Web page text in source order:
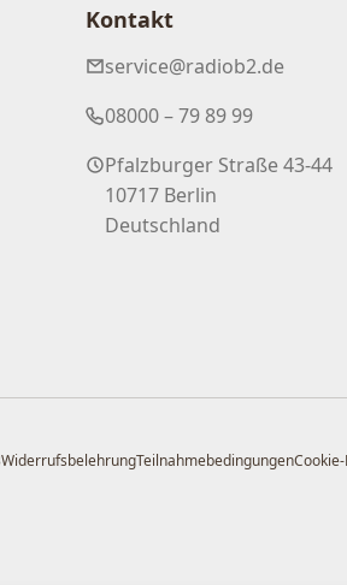
Kontakt
service@radiob2.de
08000 – 79 89 99
Pfalzburger Straße 43-44
10717 Berlin
Deutschland
WiderrufsbelehrungTeilnahmebedingungen